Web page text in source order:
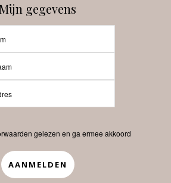
Pro.nl
Contact
APP
gegevens
gelezen en ga ermee akkoord